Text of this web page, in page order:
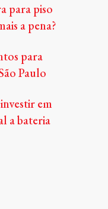
para piso
a pena?
para
Paulo
em
a bateria